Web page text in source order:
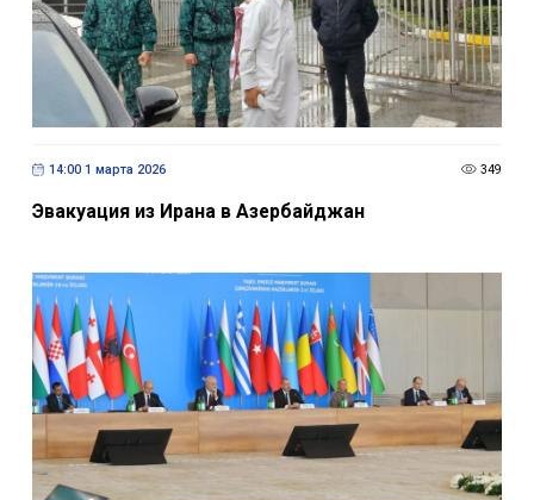
14:00 1 марта 2026 349
Эвакуация из Ирана в Азербайджан